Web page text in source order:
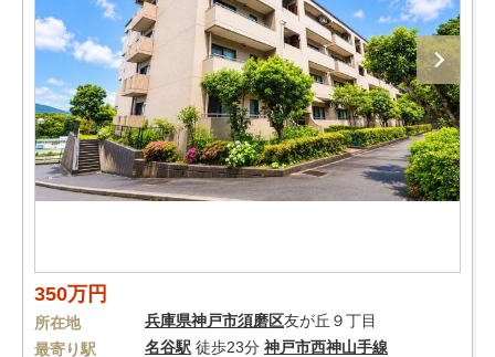
350万円
所在地 兵庫県神戸市須磨区友が丘９丁目
最寄り駅
名谷駅 徒歩23分 神戸市西神山手線